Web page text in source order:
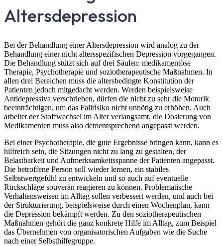
Altersdepression
Bei der Behandlung einer Altersdepression wird analog zu der
Behandlung einer nicht altersspezifischen Depression vorgegangen.
Die Behandlung stützt sich auf drei Säulen: medikamentöse
Therapie, Psychotherapie und soziotherapeutische Maßnahmen. In
allen drei Bereichen muss die altersbedingte Konstitution der
Patienten jedoch mitgedacht werden. Werden beispielsweise
Antidepressiva verschrieben, dürfen die nicht zu sehr die Motorik
beeinträchtigen, um das Fallrisiko nicht unnötig zu erhöhen. Auch
arbeitet der Stoffwechsel im Alter verlangsamt, die Dosierung von
Medikamenten muss also dementsprechend angepasst werden.
Bei einer Psychotherapie, die gute Ergebnisse bringen kann, kann es
hilfreich sein, die Sitzungen nicht zu lang zu gestalten, der
Belastbarkeit und Aufmerksamkeitsspanne der Patienten angepasst.
Die betroffene Person soll wieder lernen, ein stabiles
Selbstwertgefühl zu entwickeln und so auch auf eventuelle
Rückschläge souverän reagieren zu können. Problematische
Verhaltensweisen im Alltag sollen verbessert werden, und auch bei
der Strukturierung, beispielsweise durch einen Wochenplan, kann
die Depression bekämpft werden. Zu den soziotherapeutischen
Maßnahmen gehört die ganz konkrete Hilfe im Alltag, zum Beispiel
das Übernehmen von organisatorischen Aufgaben wie die Suche
nach einer Selbsthilfegruppe.